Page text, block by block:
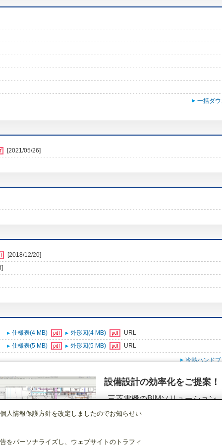
一括ダ
[2021/05/26]
[2018/12/20]
仕様表(4 MB) 外形図(4 MB)
URL
仕様表(5 MB) 外形図(5 MB) URL
冷熱ハンド
設備設計の効率化をご提案！
三菱電機のBIMソリューション
（空調.換気.照明）
人情報保護方針を改定しましたのでお知らせい
をパーソナライズし、ウェブサイトのトラフィ